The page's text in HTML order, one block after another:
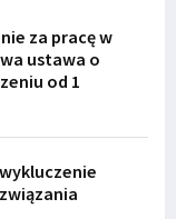
za pracę w
ustawa o
od 1